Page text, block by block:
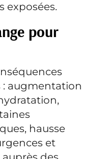
exposées.
pour
: augmentation
hausse
et